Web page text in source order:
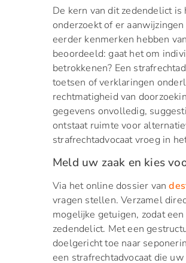
De kern van dit zedendelict
onderzoekt of er
eerder kenmerken hebben
beoordeeld: gaat het om
betrokkenen? Een
toetsen of verklaringen
rechtmatigheid van
gegevens onvolledig,
ontstaat ruimte voor
strafrechtadvocaat vroeg in
Meld uw zaak en kies
Via het online dossier van
vragen stellen. Verzamel
mogelijke getuigen, zodat
zedendelict. Met een
doelgericht toe naar
een strafrechtadvocaat die